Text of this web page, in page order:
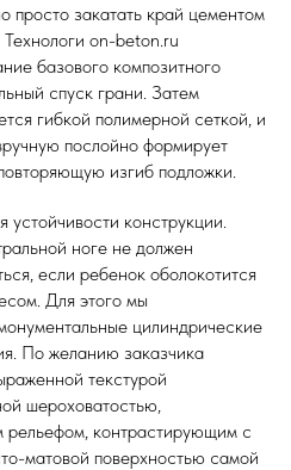
закатать край цементом
on-beton.ru
базового композитного
спуск грани. Затем
гибкой полимерной сеткой, и
послойно формирует
изгиб подложки.
конструкции.
ноге не должен
если ребенок оболокотится
Для этого мы
цилиндрические
По желанию заказчика
текстурой
шероховатостью,
рельефом, контрастирующим с
матовой поверхностью самой